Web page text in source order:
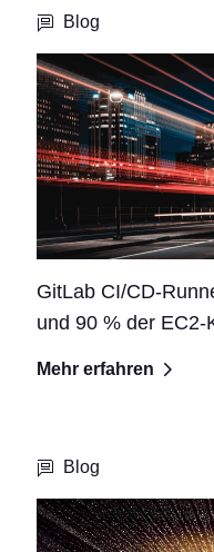
Blog
GitLab CI/CD-
und 90 % der EC2-
Mehr erfahren
Blog